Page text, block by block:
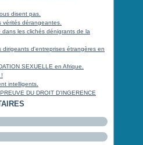
disent pas.
vérités dérangeantes.
les clichés dénigrants de la
d'entreprises étrangères en
SEXUELLE en Afrique.
intelligents.
DU DROIT D'INGERENCE